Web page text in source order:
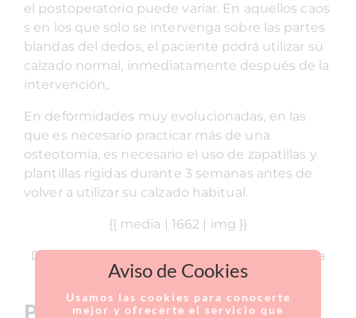
el postoperatorio puede variar. En aquellos caos
s en los que solo se intervenga sobre las partes
blandas del dedos, el paciente podrá utilizar su
calzado normal, inmediatamente después de la
intervención,.
En deformidades muy evolucionadas, en las
que es necesario practicar más de una
osteotomía, es necesario el uso de zapatillas y
plantillas rígidas durante 3 semanas antes de
volver a utilizar su calzado habitual.
{{ media | 1662 | img }}
Diferencia incisiones con respecto a la técnica
tradicional
Preguntas
Aviso de Cookies
Usamos las cookies para conocerte
mejor y ofrecerte el servicio que